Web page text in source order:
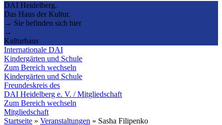
DAI Heidelberg.
Das Haus der Kultur.
→ Sie befinden sich hier
→
Kulturhaus
Internationale DAI
Kindergärten und Schule
Zum Bereich wechseln
Kindergärten und Schule
Freundeskreis des
DAI Heidelberg e. V. / Mitgliedschaft
Zum Bereich wechseln
Mitgliedschaft
Startseite » Veranstaltungen » Sasha Filipenko